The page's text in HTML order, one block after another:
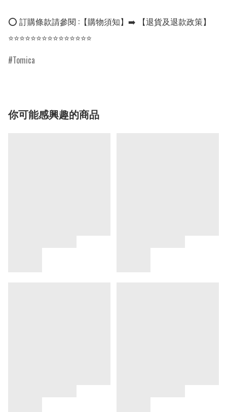
⭕ 訂購條款請參閱 :【購物須知】➡️ 【退貨及退款政策】
⭐⭐⭐⭐⭐⭐⭐⭐⭐⭐⭐⭐⭐⭐⭐
Tomica
你可能感興趣的商品